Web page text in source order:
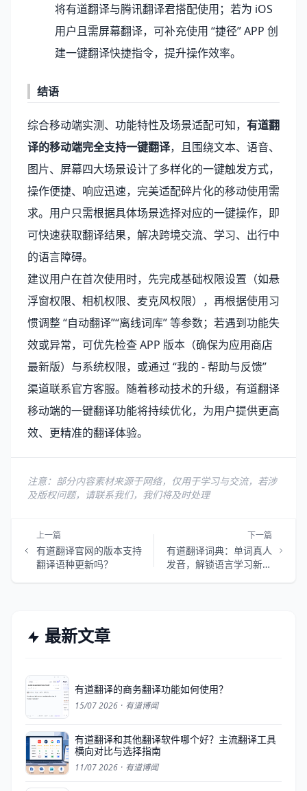
将有道翻译与腾讯翻译君搭配使用；若为 iOS
用户且需屏幕翻译，可补充使用 “捷径” APP 创
建一键翻译快捷指令，提升操作效率。
结语
综合移动端实测、功能特性及场景适配可知， 有道翻
译的移动端完全支持一键翻译，且围绕文本、语音、
图片、屏幕四大场景设计了多样化的一键触发方式，
操作便捷、响应迅速，完美适配碎片化的移动使用需
求。用户只需根据具体场景选择对应的一键操作，即
可快速获取翻译结果，解决跨境交流、学习、出行中
的语言障碍。
建议用户在首次使用时，先完成基础权限设置（如悬
浮窗权限、相机权限、麦克风权限），再根据使用习
惯调整 “自动翻译”“离线词库” 等参数；若遇到功能失
效或异常，可优先检查 APP 版本（确保为应用商店
最新版）与系统权限，或通过 “我的 - 帮助与反馈”
渠道联系官方客服。随着移动技术的升级，有道翻译
移动端的一键翻译功能将持续优化，为用户提供更高
效、更精准的翻译体验。
注意：部分内容素材来源于网络，仅用于学习与交流，若涉
及版权问题，请联系我们，我们将及时处理
上一篇
有道翻译官网的版本支持
翻译语种更新吗？
下一篇
有道翻译词典：单词真人
发音，解锁语言学习新姿
最新文章
有道翻译的商务翻译功能如何使用？
15/07 2026 · 有道博闻
有道翻译和其他翻译软件哪个好？主流翻译工具
横向对比与选择指南
11/07 2026 · 有道博闻